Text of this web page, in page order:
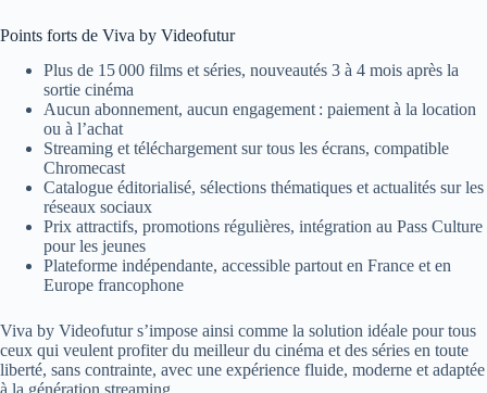
Points forts de Viva by Videofutur
Plus de 15 000 films et séries, nouveautés 3 à 4 mois après la
sortie cinéma
Aucun abonnement, aucun engagement : paiement à la location
ou à l’achat
Streaming et téléchargement sur tous les écrans, compatible
Chromecast
Catalogue éditorialisé, sélections thématiques et actualités sur les
réseaux sociaux
Prix attractifs, promotions régulières, intégration au Pass Culture
pour les jeunes
Plateforme indépendante, accessible partout en France et en
Europe francophone
Viva by Videofutur s’impose ainsi comme la solution idéale pour tous
ceux qui veulent profiter du meilleur du cinéma et des séries en toute
liberté, sans contrainte, avec une expérience fluide, moderne et adaptée